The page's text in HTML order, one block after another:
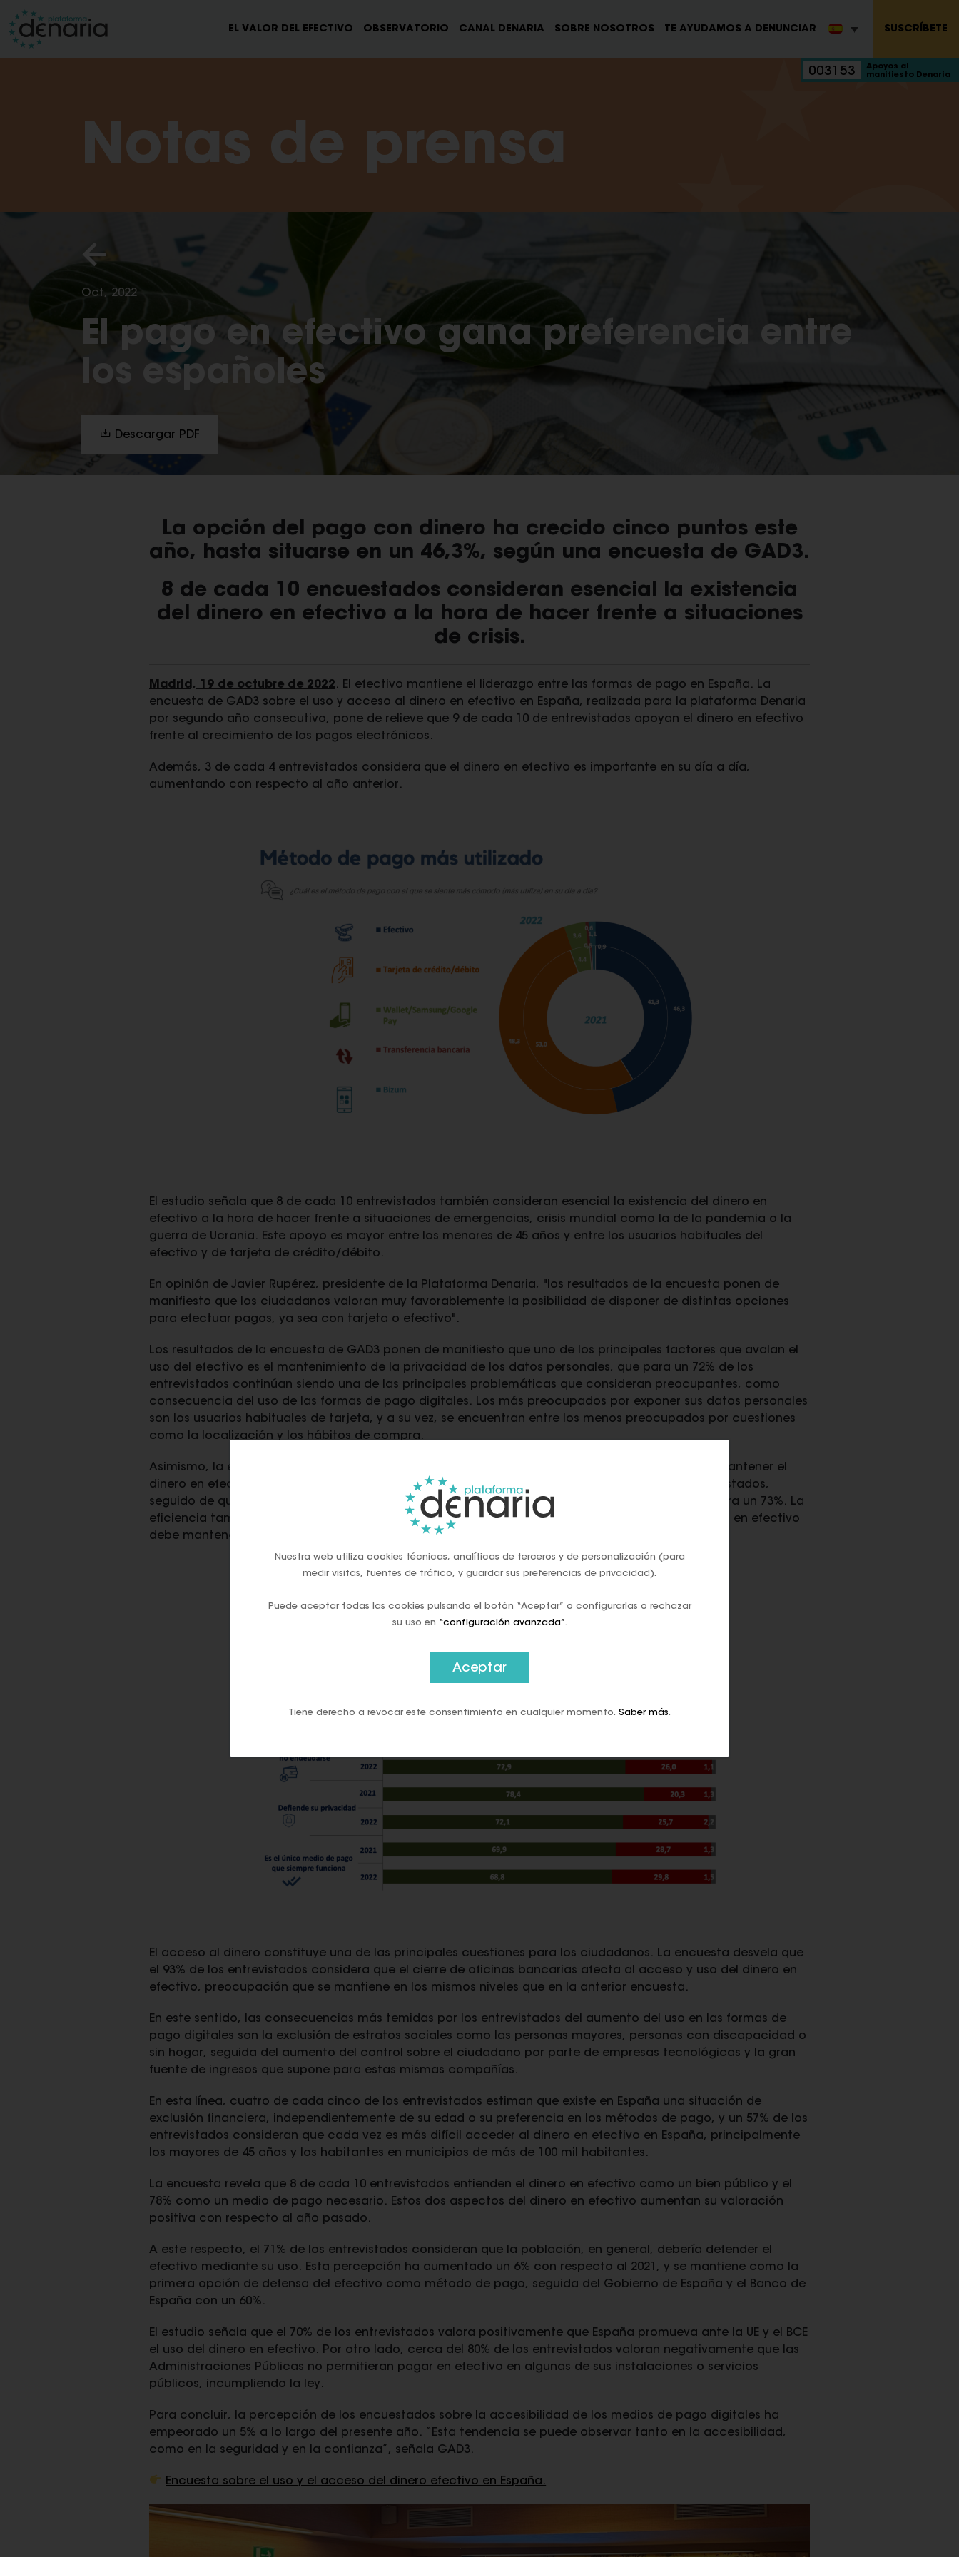
EL VALOR DEL EFECTIVO OBSERVATORIO CANAL DENARIA SOBRE NOSOTROS TE AYUDAMOS A DENUNCIAR SUSCRÍBETE
003153
Apoyos al
manifiesto Denaria
Notas de prensa
Oct, 2022
El pago en efectivo gana preferencia entre
los españoles
Descargar PDF
La opción del pago con dinero ha crecido cinco puntos este
año, hasta situarse en un 46,3%, según una encuesta de GAD3.
8 de cada 10 encuestados consideran esencial la existencia
del dinero en efectivo a la hora de hacer frente a situaciones
de crisis.
Madrid, 19 de octubre de 2022. El efectivo mantiene el liderazgo entre las formas de pago en España. La
encuesta de GAD3 sobre el uso y acceso al dinero en efectivo en España, realizada para la plataforma Denaria
por segundo año consecutivo, pone de relieve que 9 de cada 10 de entrevistados apoyan el dinero en efectivo
frente al crecimiento de los pagos electrónicos.
Además, 3 de cada 4 entrevistados considera que el dinero en efectivo es importante en su día a día,
aumentando con respecto al año anterior.
El estudio señala que 8 de cada 10 entrevistados también consideran esencial la existencia del dinero en
efectivo a la hora de hacer frente a situaciones de emergencias, crisis mundial como la de la pandemia o la
guerra de Ucrania. Este apoyo es mayor entre los menores de 45 años y entre los usuarios habituales del
efectivo y de tarjeta de crédito/débito.
En opinión de Javier Rupérez, presidente de la Plataforma Denaria, "los resultados de la encuesta ponen de
manifiesto que los ciudadanos valoran muy favorablemente la posibilidad de disponer de distintas opciones
para efectuar pagos, ya sea con tarjeta o efectivo".
Los resultados de la encuesta de GAD3 ponen de manifiesto que uno de los principales factores que avalan el
uso del efectivo es el mantenimiento de la privacidad de los datos personales, que para un 72% de los
entrevistados continúan siendo una de las principales problemáticas que consideran preocupantes, como
consecuencia del uso de las formas de pago digitales. Los más preocupados por exponer sus datos personales
son los usuarios habituales de tarjeta, y a su vez, se encuentran entre los menos preocupados por cuestiones
como la localización y los hábitos de compra.
Asimismo, la encuesta revela que el bajo riesgo de fraude al usuario es el principal motivo para mantener el
dinero en efectivo y no sustituirlo por las nuevas formas de pago digital para el 75% de los entrevistados,
seguido de que es la forma de pago que más ayuda a controlar los gastos y a no endeudarse, para un 73%. La
eficiencia también es un factor que considera el 69% de los entrevistados, al estimar que el dinero en efectivo
debe mantenerse porque es el único medio de pago que siempre funciona.
El acceso al dinero constituye una de las principales cuestiones para los ciudadanos. La encuesta desvela que
el 93% de los entrevistados considera que el cierre de oficinas bancarias afecta al acceso y uso del dinero en
efectivo, preocupación que se mantiene en los mismos niveles que en la anterior encuesta.
En este sentido, las consecuencias más temidas por los entrevistados del aumento del uso en las formas de
pago digitales son la exclusión de estratos sociales como las personas mayores, personas con discapacidad o
sin hogar, seguida del aumento del control sobre el ciudadano por parte de empresas tecnológicas y la gran
fuente de ingresos que supone para estas mismas compañías.
En esta línea, cuatro de cada cinco de los entrevistados estiman que existe en España una situación de
exclusión financiera, independientemente de su edad o su preferencia en los métodos de pago, y un 57% de los
entrevistados consideran que cada vez es más difícil acceder al dinero en efectivo en España, principalmente
los mayores de 45 años y los habitantes en municipios de más de 100 mil habitantes.
La encuesta revela que 8 de cada 10 entrevistados entienden el dinero en efectivo como un bien público y el
78% como un medio de pago necesario. Estos dos aspectos del dinero en efectivo aumentan su valoración
positiva con respecto al año pasado.
A este respecto, el 71% de los entrevistados consideran que la población, en general, debería defender el
efectivo mediante su uso. Esta percepción ha aumentado un 6% con respecto al 2021, y se mantiene como la
primera opción de defensa del efectivo como método de pago, seguida del Gobierno de España y el Banco de
España con un 60%.
El estudio señala que el 70% de los entrevistados valora positivamente que España promueva ante la UE y el BCE
el uso del dinero en efectivo. Por otro lado, cerca del 80% de los entrevistados valoran negativamente que las
Administraciones Públicas no permitieran pagar en efectivo en algunas de sus instalaciones o servicios
públicos, incumpliendo la ley.
Para concluir, la percepción de los encuestados sobre la accesibilidad de los medios de pago digitales ha
empeorado un 5% a lo largo del presente año. “Esta tendencia se puede observar tanto en la accesibilidad,
como en la seguridad y en la confianza”, señala GAD3.
Encuesta sobre el uso y el acceso del dinero efectivo en España.
Nuestra web utiliza cookies técnicas, analíticas de terceros y de personalización (para
medir visitas, fuentes de tráfico, y guardar sus preferencias de privacidad).
Puede aceptar todas las cookies pulsando el botón “Aceptar” o configurarlas o rechazar
su uso en “configuración avanzada”.
Aceptar
Tiene derecho a revocar este consentimiento en cualquier momento. Saber más.